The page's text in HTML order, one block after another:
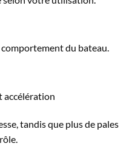
du bateau.
accélération
tandis que plus de pales